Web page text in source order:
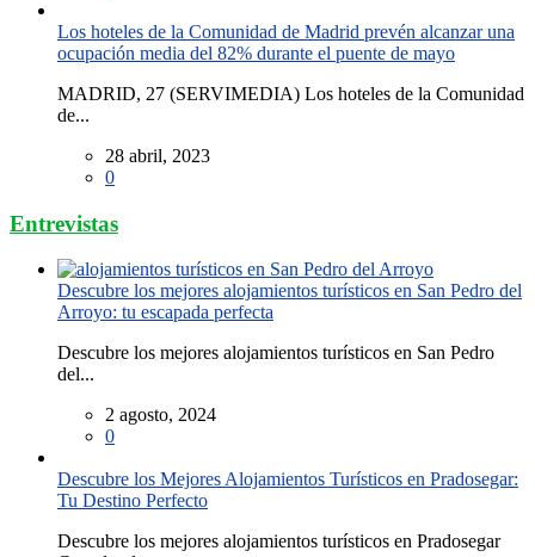
Los hoteles de la Comunidad de Madrid prevén alcanzar una
ocupación media del 82% durante el puente de mayo
MADRID, 27 (SERVIMEDIA) Los hoteles de la Comunidad
de...
28 abril, 2023
0
Entrevistas
Descubre los mejores alojamientos turísticos en San Pedro del
Arroyo: tu escapada perfecta
Descubre los mejores alojamientos turísticos en San Pedro
del...
2 agosto, 2024
0
Descubre los Mejores Alojamientos Turísticos en Pradosegar:
Tu Destino Perfecto
Descubre los mejores alojamientos turísticos en Pradosegar